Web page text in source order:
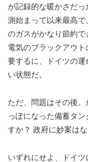
が記録的な暖かさだ
測始まって以来最高
のガスがかなり節約
電気のブラックアウト
要するに、ドイツの運
い状態だ。
ただ、問題はその後
っぽになった備蓄タ
すか？ 政府に妙案は
いずれにせよ、ドイ